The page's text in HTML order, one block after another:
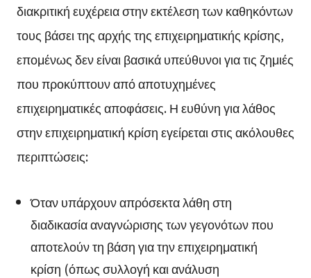
διακριτική ευχέρεια στην εκτέλεση των καθηκόντων
τους βάσει της αρχής της επιχειρηματικής κρίσης,
επομένως δεν είναι βασικά υπεύθυνοι για τις ζημιές
που προκύπτουν από αποτυχημένες
επιχειρηματικές αποφάσεις. Η ευθύνη για λάθος
στην επιχειρηματική κρίση εγείρεται στις ακόλουθες
περιπτώσεις:
Όταν υπάρχουν απρόσεκτα λάθη στη
διαδικασία αναγνώρισης των γεγονότων που
αποτελούν τη βάση για την επιχειρηματική
κρίση (όπως συλλογή και ανάλυση